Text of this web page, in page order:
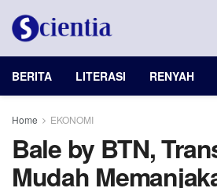
BERITA LITERASI RENYAH
Home EKONOMI
Bale by BTN,
Mudah